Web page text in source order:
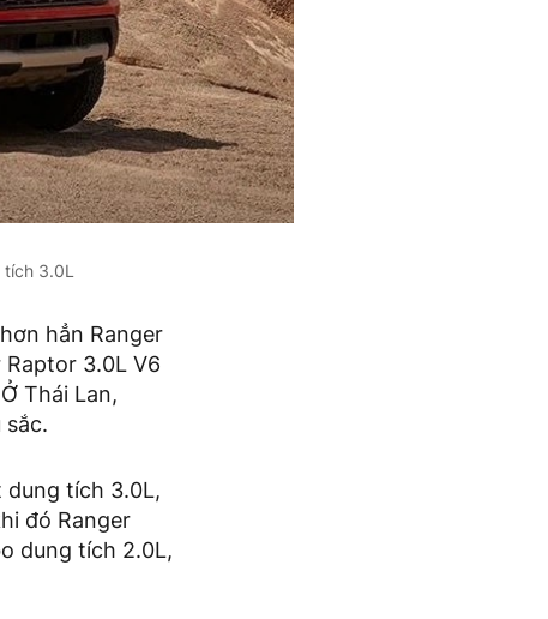
3.0L
hẳn Ranger
3.0L V6
Thái Lan,
sắc.
dung tích 3.0L,
đó Ranger
dung tích 2.0L,